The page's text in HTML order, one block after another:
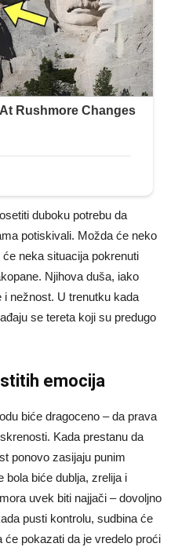
duboku potrebu da
potiskivali. Možda će neko
neka situacija pokrenuti
Njihova duša, iako
nežnost. U trenutku kada
se tereta koji su predugo
emocija
biće dragoceno – da prava
Kada prestanu da
ponovo zasijaju punim
bola biće dublja, zrelija i
uvek biti najjači – dovoljno
pusti kontrolu, sudbina će
će pokazati da je vredelo proći